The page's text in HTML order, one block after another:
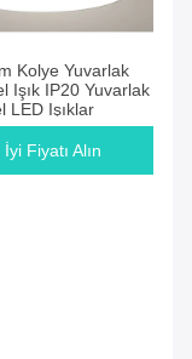
Kolye Yuvarlak
Işık IP20 Yuvarlak
LED Işıklar
İyi Fiyatı Alın